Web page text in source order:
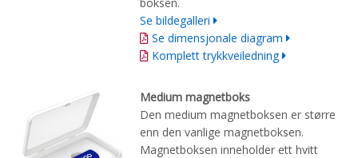
Se bildegalleri
Se dimensjonale diagram
Komplett trykkveiledning
Medium magnetboks
Den medium magnetboksen er større
enn den vanlige magnetboksen.
Magnetboksen inneholder ett hvitt